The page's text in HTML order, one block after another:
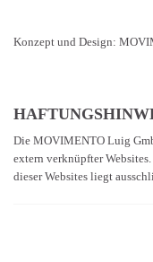
Konzept und Design:
Die MOVIMENTO Luig
extern verknüpfter
dieser Websites liegt